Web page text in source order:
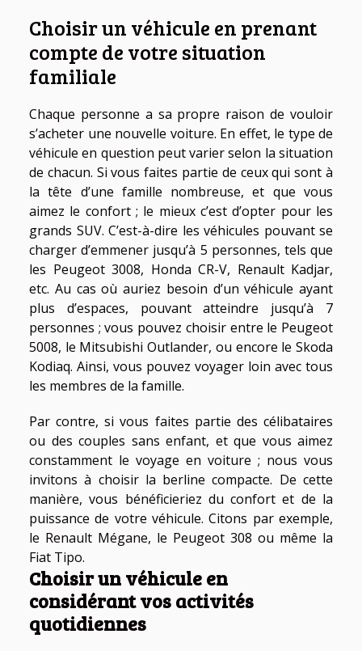
Choisir un véhicule en prenant
compte de votre situation
familiale
Chaque personne a sa propre raison de vouloir
s’acheter une nouvelle voiture. En effet, le type de
véhicule en question peut varier selon la situation
de chacun. Si vous faites partie de ceux qui sont à
la tête d’une famille nombreuse, et que vous
aimez le confort ; le mieux c’est d’opter pour les
grands SUV. C’est-à-dire les véhicules pouvant se
charger d’emmener jusqu’à 5 personnes, tels que
les Peugeot 3008, Honda CR-V, Renault Kadjar,
etc. Au cas où auriez besoin d’un véhicule ayant
plus d’espaces, pouvant atteindre jusqu’à 7
personnes ; vous pouvez choisir entre le Peugeot
5008, le Mitsubishi Outlander, ou encore le Skoda
Kodiaq. Ainsi, vous pouvez voyager loin avec tous
les membres de la famille.
Par contre, si vous faites partie des célibataires
ou des couples sans enfant, et que vous aimez
constamment le voyage en voiture ; nous vous
invitons à choisir la berline compacte. De cette
manière, vous bénéficieriez du confort et de la
puissance de votre véhicule. Citons par exemple,
le Renault Mégane, le Peugeot 308 ou même la
Fiat Tipo.
Choisir un véhicule en
considérant vos activités
quotidiennes